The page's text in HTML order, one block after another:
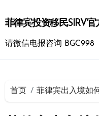
到
内
菲律宾投资移民SIRV
请微信电报咨询 BGC998
首页 菲律宾出入境如